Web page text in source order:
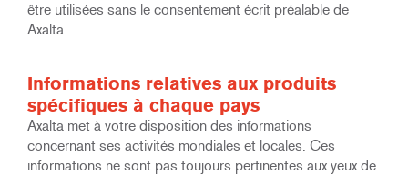
être utilisées sans le consentement écrit préalable de
Axalta.
Informations relatives aux produits
spécifiques à chaque pays
Axalta met à votre disposition des informations
concernant ses activités mondiales et locales. Ces
informations ne sont pas toujours pertinentes aux yeux de